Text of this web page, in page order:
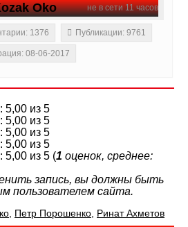
не в сети 11 часов
Oko
1376
Публикации: 9761
08-06-2017
(1 оценок, среднее:
запись, вы должны быть
пользователем сайта.
, Петр Порошенко, Ринат Ахметов